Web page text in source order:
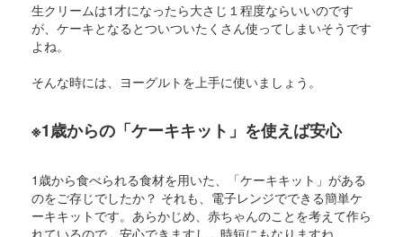
生クリームは1才になったら大さじ１程度ならいいのです
が、ケーキとなるとついついたくさん使ってしまいそうです
よね。
そんな時には、ヨーグルトを上手に使いましょう。
※1歳からの「ケーキキット」を使えば安心
1歳から食べられる食材を用いた、「ケーキキット」がある
のをご存じでしたか？ それも、電子レンジでできる簡単ケ
ーキキットです。あらかじめ、赤ちゃんのことを考えて作ら